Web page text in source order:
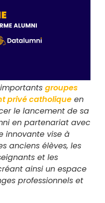
importants groupes
privé catholique en
le lancement de sa
en partenariat avec
innovante vise à
anciens élèves, les
et les
ainsi un espace
professionnels et